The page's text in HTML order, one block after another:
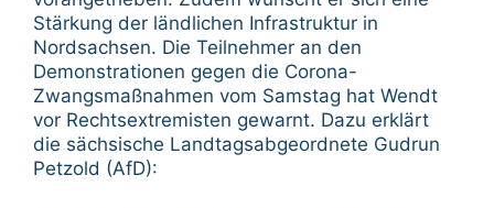
Stärkung der ländlichen Infrastruktur in
Nordsachsen. Die Teilnehmer an den
Demonstrationen gegen die Corona-
Zwangsmaßnahmen vom Samstag hat Wendt
vor Rechtsextremisten gewarnt. Dazu erklärt
die sächsische Landtagsabgeordnete Gudrun
Petzold (AfD):